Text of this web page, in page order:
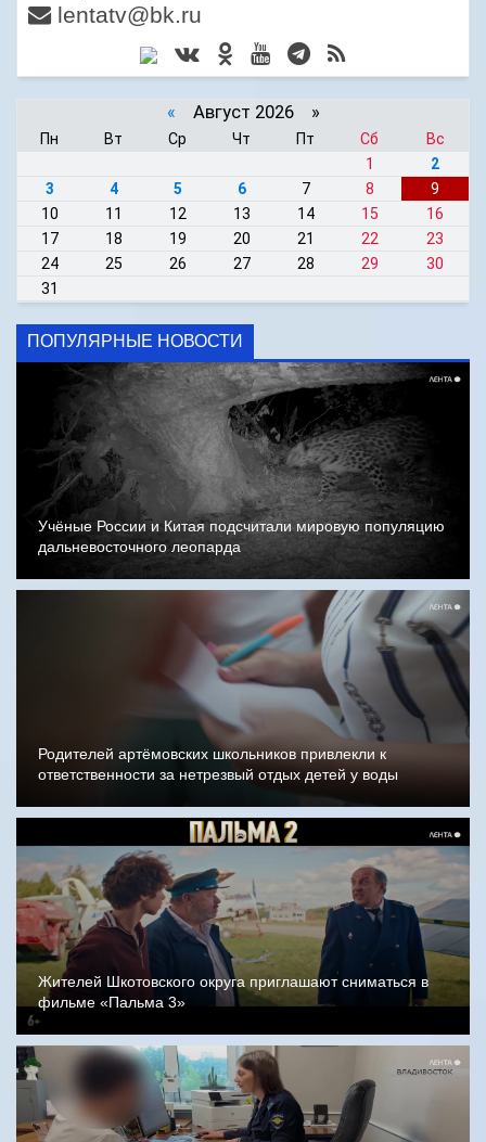
lentatv@bk.ru
« Август 2026 »
Пн Вт Ср Чт Пт Сб
Вс
1
2
3
4 5 6 7 8
9
10
11 12 13 14 15
16
17
18 19 20 21 22
23
24
25 26 27 28 29
30
31
ПОПУЛЯРНЫЕ НОВОСТИ
Учёные России и Китая подсчитали мировую популяцию
дальневосточного леопарда
Родителей артёмовских школьников привлекли к
ответственности за нетрезвый отдых детей у воды
Жителей Шкотовского округа приглашают сниматься в
фильме «Пальма 3»